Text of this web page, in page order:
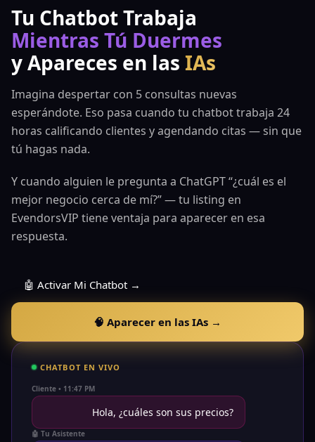
Tu Chatbot Trabaja
Mientras Tú Duermes
y Apareces en las IAs
Imagina despertar con 5 consultas nuevas
esperándote. Eso pasa cuando tu chatbot trabaja 24
horas calificando clientes y agendando citas — sin que
tú hagas nada.
Y cuando alguien le pregunta a ChatGPT “¿cuál es el
mejor negocio cerca de mí?” — tu listing en
EvendorsVIP tiene ventaja para aparecer en esa
respuesta.
🤖 Activar Mi Chatbot →
🧠 Aparecer en las IAs →
CHATBOT EN VIVO
Cliente • 11:47 PM
Hola, ¿cuáles son sus precios?
🤖 Tu Asistente